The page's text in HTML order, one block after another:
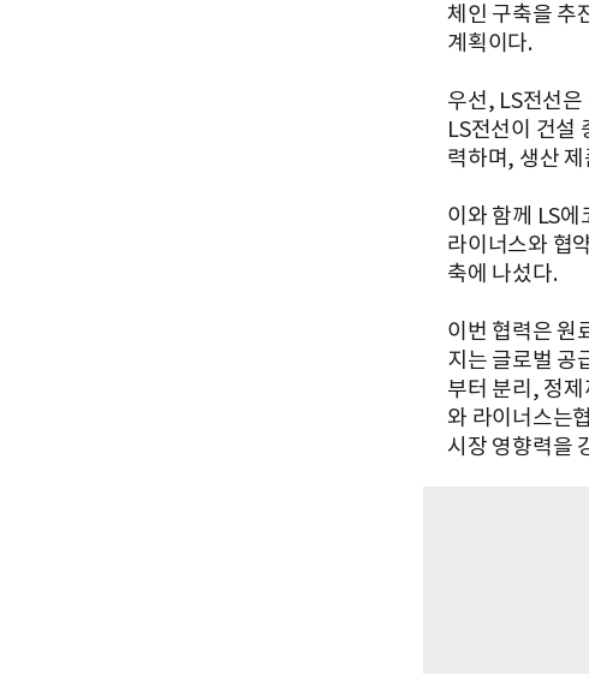
체인 구축을 추
계획이다.
우선, LS전선
LS전선이 건설
력하며, 생산
이와 함께 LS
라이너스와 협
축에 나섰다.
이번 협력은 원
지는 글로벌 공
부터 분리, 정
와 라이너스는
시장 영향력을